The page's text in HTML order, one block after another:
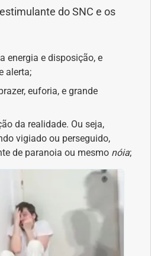
do SNC e os
energia e disposição, e
alerta;
euforia, e grande
da realidade. Ou seja,
vigiado ou perseguido,
de paranoia ou mesmo nóia;